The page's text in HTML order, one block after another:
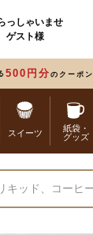
っしゃいませ
ゲスト様
500円分 のクーポン
スイーツ
紙袋・
グッズ